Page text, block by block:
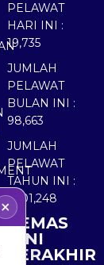
PELAWAT
HARI INI :
19,735
JUMLAH
PELAWAT
BULAN INI :
98,663
JUMLAH
PELAWAT
TAHUN INI :
5,501,248
KEMAS
KINI
TERAKHIR
×